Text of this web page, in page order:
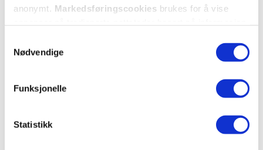
anonymt. Markedsføringscookies brukes for å vise
Nødvendige
Funksjonelle
Statistikk
Kjøp Kjøp